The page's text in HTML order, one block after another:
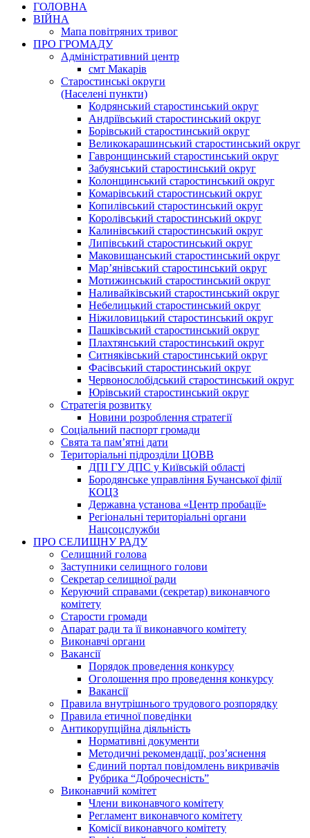
ГОЛОВНА
ВІЙНА
Мапа повітряних тривог
ПРО ГРОМАДУ
Aдміністративний центр
смт Макарів
Старостинські округи
(Населені пункти)
Кодрянський старостинський округ
Андріївський старостинський округ
Борівський старостинський округ
Великокарашинський старостинський округ
Гавронщинський старостинський округ
Забуянський старостинський округ
Колонщинський старостинський округ
Комарівський старостинський округ
Копилівський старостинський округ
Королівський старостинський округ
Калинівський старостинський округ
Липівський старостинський округ
Маковищанський старостинський округ
Мар’янівський старостинський округ
Мотижинський старостинський округ
Наливайківський старостинський округ
Небелицький старостинський округ
Ніжиловицький старостинський округ
Пашківський старостинський округ
Плахтянський старостинський округ
Ситняківський старостинський округ
Фасівський старостинський округ
Червонослобідський старостинський округ
Юрівський старостинський округ
Стратегія розвитку
Новини розроблення стратегії
Соціальний паспорт громади
Свята та пам’ятні дати
Територіальні підрозділи ЦОВВ
ДПІ ГУ ДПС у Київській області
Бородянське управління Бучанської філії
КОЦЗ
Державна установа «Центр пробації»
Регіональні територіальні органи
Нацсоцслужби
ПРО СЕЛИЩНУ РАДУ
Селищний голова
Заступники селищного голови
Секретар селищної ради
Керуючий справами (секретар) виконавчого
комітету
Старости громади
Апарат ради та її виконавчого комітету
Виконавчі органи
Вакансії
Порядок проведення конкурсу
Оголошення про проведення конкурсу
Вакансії
Правила внутрішнього трудового розпорядку
Правила етичної поведінки
Антикорупційна діяльність
Нормативні документи
Методичні рекомендації, роз’яснення
Єдиний портал повідомлень викривачів
Рубрика “Доброчесність”
Виконавчий комітет
Члени виконавчого комітету
Регламент виконавчого комітету
Комісії виконавчого комітету